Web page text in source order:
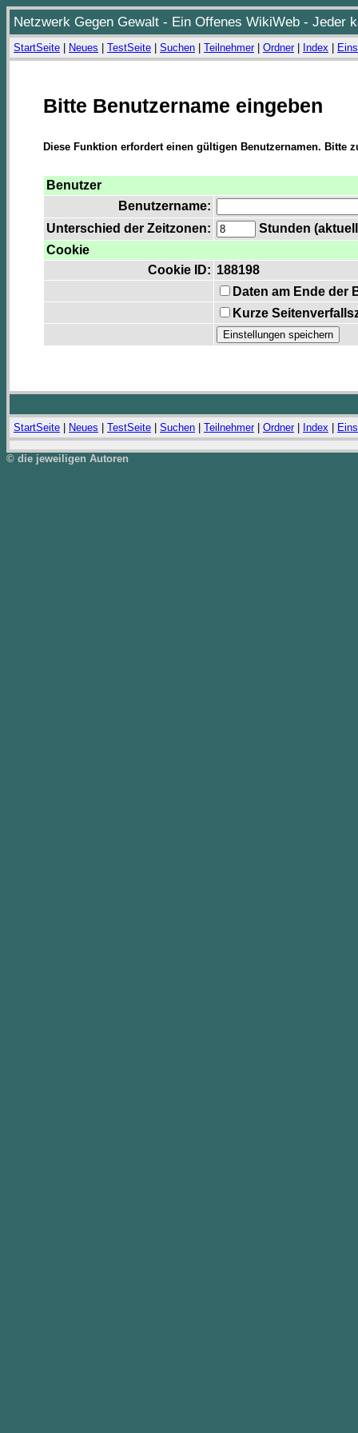
Netzwerk Gegen Gewalt - Ein Offenes WikiWeb - Jeder
StartSeite Neues TestSeite Suchen Teilnehmer| Ordner| Index
Bitte Benutzername eingeben
Diese Funktion erfordert einen gültigen Benutzernamen. Bitte
Benutzer
Benutzername:
Unterschied der Zeitzonen:
Stunden
Cookie
Cookie ID: 188198
Daten am Ende der
Kurze
StartSeite Neues TestSeite Suchen Teilnehmer| Ordner| Index
© die jeweiligen Autoren